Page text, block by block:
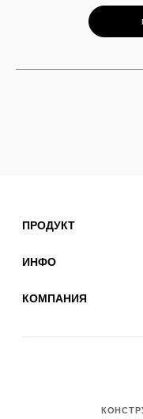
ПРОДУКТ
ИНФО
КОМПАНИЯ